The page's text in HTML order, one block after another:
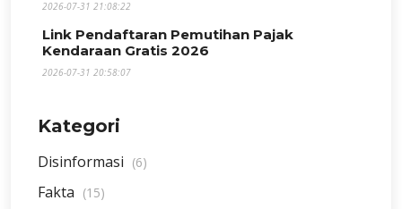
2026-07-31 21:08:22
Link Pendaftaran Pemutihan Pajak
Kendaraan Gratis 2026
2026-07-31 20:58:07
Kategori
Disinformasi (6)
Fakta (15)